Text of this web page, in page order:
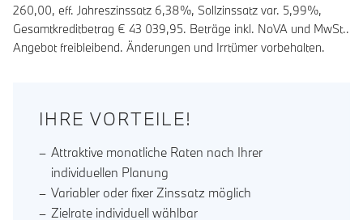
260,00, eff. Jahreszinssatz 6,38%, Sollzinssatz var. 5,99%,
Gesamtkreditbetrag € 43 039,95. Beträge inkl. NoVA und MwSt..
Angebot freibleibend. Änderungen und Irrtümer vorbehalten.
IHRE VORTEILE!
Attraktive monatliche Raten nach Ihrer
individuellen Planung
Variabler oder fixer Zinssatz möglich
Zielrate individuell wählbar